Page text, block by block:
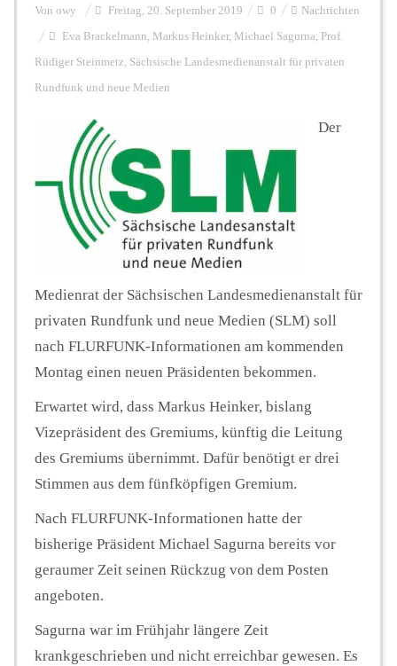
Personalien
Hintergrund
FUNKTURM-Beiträge
Podcast
Unterstützen
Von owy Freitag, 20. September 2019 0 Nachrichten
Eva Brackelmann, Markus Heinker, Michael Sagurna, Prof.
Rüdiger Steinmetz, Sächsische Landesmedienanstalt für privaten
Rundfunk und neue Medien
Der
Medienrat der Sächsischen Landesmedienanstalt für
privaten Rundfunk und neue Medien (SLM) soll
nach FLURFUNK-Informationen am kommenden
Montag einen neuen Präsidenten bekommen.
Erwartet wird, dass Markus Heinker, bislang
Vizepräsident des Gremiums, künftig die Leitung
des Gremiums übernimmt. Dafür benötigt er drei
Stimmen aus dem fünfköpfigen Gremium.
Nach FLURFUNK-Informationen hatte der
bisherige Präsident Michael Sagurna bereits vor
geraumer Zeit seinen Rückzug von dem Posten
angeboten.
Sagurna war im Frühjahr längere Zeit
krankgeschrieben und nicht erreichbar gewesen. Es